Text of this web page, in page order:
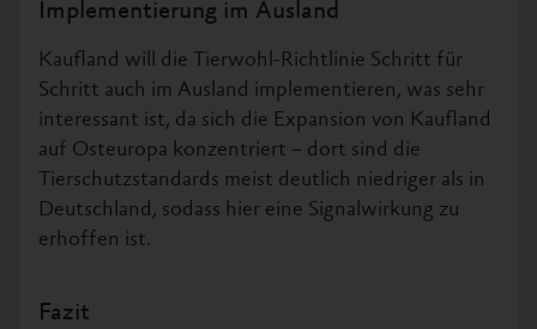
Implementierung im Ausland
Kaufland will die Tierwohl-Richtlinie Schritt für
Schritt auch im Ausland implementieren, was sehr
interessant ist, da sich die Expansion von Kaufland
auf Osteuropa konzentriert – dort sind die
Tierschutzstandards meist deutlich niedriger als in
Deutschland, sodass hier eine Signalwirkung zu
erhoffen ist.
Fazit